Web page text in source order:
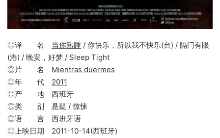
◎译 名 当你熟睡 / 你快乐，所以我不快乐(台) / 隔门有眼
(港) / 晚安，好梦 / Sleep Tight
◎片 名 Mientras duermes
◎年 代 2011
◎产 地 西班牙
◎类 别 悬疑 / 惊悚
◎语 言 西班牙语
◎上映日期 2011-10-14(西班牙)